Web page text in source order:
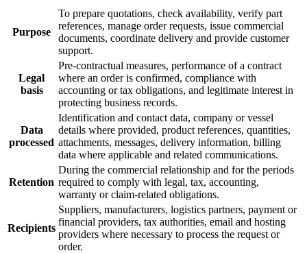
Purpose
To prepare quotations, check availability, verify part
references, manage order requests, issue commercial
documents, coordinate delivery and provide customer
support.
Legal
basis
Pre-contractual measures, performance of a contract
where an order is confirmed, compliance with
accounting or tax obligations, and legitimate interest in
protecting business records.
Data
processed
Identification and contact data, company or vessel
details where provided, product references, quantities,
attachments, messages, delivery information, billing
data where applicable and related communications.
Retention
During the commercial relationship and for the periods
required to comply with legal, tax, accounting,
warranty or claim-related obligations.
Recipients
Suppliers, manufacturers, logistics partners, payment or
financial providers, tax authorities, email and hosting
providers where necessary to process the request or
order.